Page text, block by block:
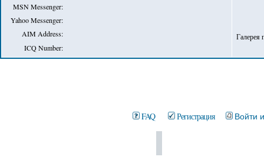
Галерея
MSN Messenger:
Yahoo Messenger:
AIM Address:
ICQ Number:
FAQ Регистрация Войти